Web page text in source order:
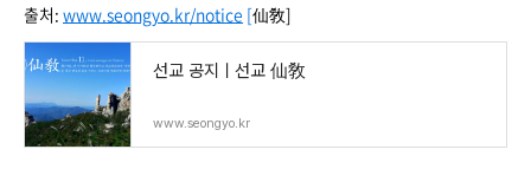
출처: www.seongyo.kr/notice [仙敎]
선교 공지ㅣ선교 仙敎
www.seongyo.kr